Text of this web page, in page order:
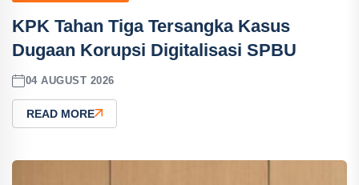
KPK Tahan Tiga Tersangka Kasus
Dugaan Korupsi Digitalisasi SPBU
04 AUGUST 2026
READ MORE